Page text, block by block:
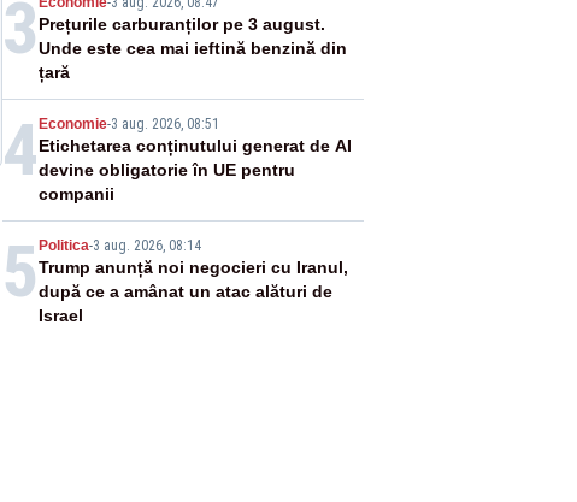
3 Prețurile carburanților pe 3 august.
Unde este cea mai ieftină benzină din
țară
4 Economie-3 aug. 2026, 08:51
Etichetarea conținutului generat de AI
devine obligatorie în UE pentru
companii
5 Politica-3 aug. 2026, 08:14
Trump anunță noi negocieri cu Iranul,
după ce a amânat un atac alături de
Israel